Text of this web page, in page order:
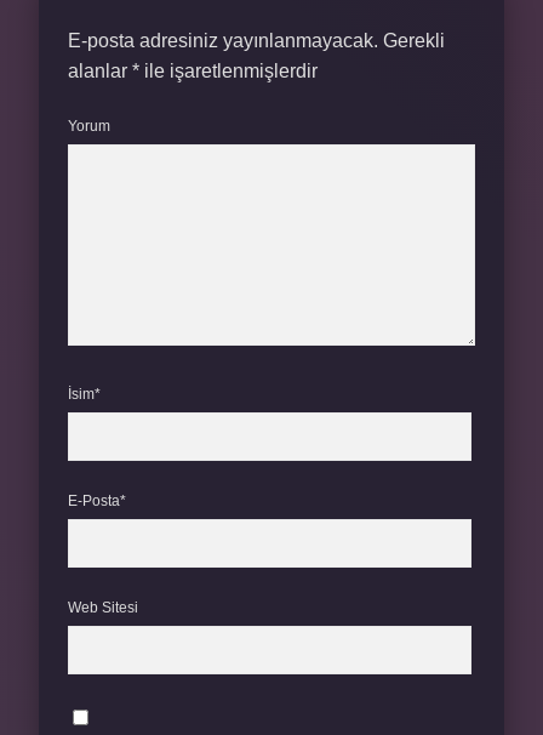
E-posta adresiniz yayınlanmayacak. Gerekli
alanlar * ile işaretlenmişlerdir
Yorum
İsim*
E-Posta*
Web Sitesi